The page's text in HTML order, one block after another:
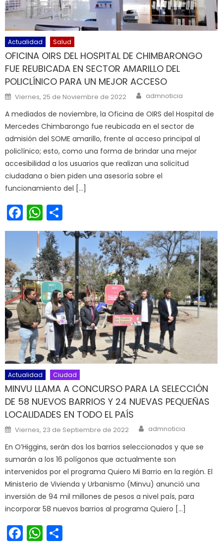
Actualidad Salud
OFICINA OIRS DEL HOSPITAL DE CHIMBARONGO
FUE REUBICADA EN SECTOR AMARILLO DEL
POLICLÍNICO PARA UN MEJOR ACCESO
Posted on
Viernes, 25 de Noviembre de 2022 Author
admnoticia
A mediados de noviembre, la Oficina de OIRS del Hospital de
Mercedes Chimbarongo fue reubicada en el sector de
admisión del SOME amarillo, frente al acceso principal al
policlínico; esto, como una forma de brindar una mejor
accesibilidad a los usuarios que realizan una solicitud
ciudadana o bien piden una asesoría sobre el
funcionamiento del […]
Facebook
WhatsApp
Actualidad Ciudad
MINVU LLAMA A CONCURSO PARA LA SELECCIÓN
DE 58 NUEVOS BARRIOS Y 24 NUEVAS PEQUEÑAS
LOCALIDADES EN TODO EL PAÍS
Posted on
Viernes, 23 de Septiembre de 2022 Author
admnoticia
En O’Higgins, serán dos los barrios seleccionados y que se
sumarán a los 16 polígonos que actualmente son
intervenidos por el programa Quiero Mi Barrio en la región. El
Ministerio de Vivienda y Urbanismo (Minvu) anunció una
inversión de 94 mil millones de pesos a nivel país, para
incorporar 58 nuevos barrios al programa Quiero […]
Facebook
WhatsApp